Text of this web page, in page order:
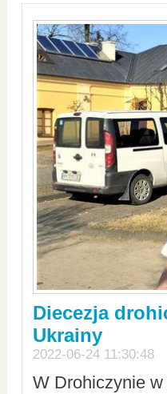
Diecezja
Ukrainy
2022-06-24 11:30:48
W Drohiczynie